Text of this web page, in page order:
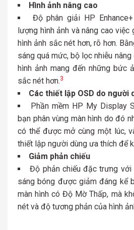
Hình ảnh nâng cao
Độ phân giải HP
lượng hình ảnh và nâng cao việc
hình ảnh sắc nét hơn, rõ hơn.
sáng quá mức, bộ lọc nhiễu
hình ảnh mang đến những bức
sắc nét hơn.3
Các thiết lập OSD do người
Phần mềm HP My Display
bạn phân vùng màn hình do đó
có thể được mở cùng một lúc,
thiết lập người dùng ưa thích để
Giảm phản chiếu
Độ phản chiếu đặc trưng với
sáng bóng được giảm đáng kể
màn hình có Độ Mờ Thấp, mà
nét và độ tương phản của hình